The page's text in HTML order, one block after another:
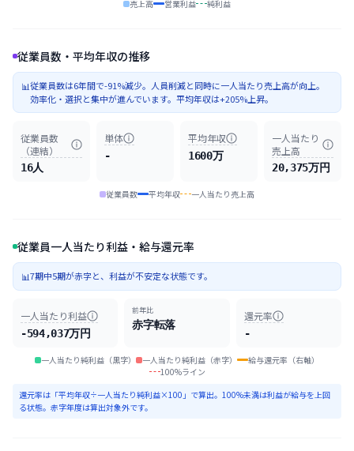
売上高 営業利益 純利益
従業員数・平均年収の推移
📊従業員数は6年間で-91%減少。人員削減と同時に一人当たり売上高が向上。
効率化・選択と集中が進んでいます。平均年収は+205%上昇。
従業員数
（連結）
16人
単体
-
平均年収
1600万
一人当たり
売上高
20,375万円
従業員数 平均年収 一人当たり売上高
従業員一人当たり利益・給与還元率
📊7期中5期が赤字と、利益が不安定な状態です。
一人当たり利益
-594,037万円
前年比
赤字転落
還元率
-
一人当たり純利益（黒字） 一人当たり純利益（赤字）
給与還元率（右軸）
100%ライン
還元率は「平均年収÷一人当たり純利益×100」で算出。100%未満は利益が給与を上回
る状態。赤字年度は算出対象外です。